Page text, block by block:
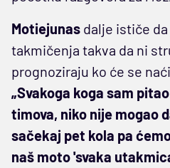
Motiejunas dalje ističe
takmičenja takva da ni
prognoziraju ko će se
„Svakoga koga sam
timova, niko nije mogao
sačekaj pet kola pa
naš moto 'svaka